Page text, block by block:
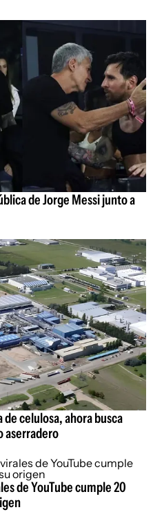
de Jorge Messi junto a
celulosa, ahora busca
aserradero
de YouTube cumple 20